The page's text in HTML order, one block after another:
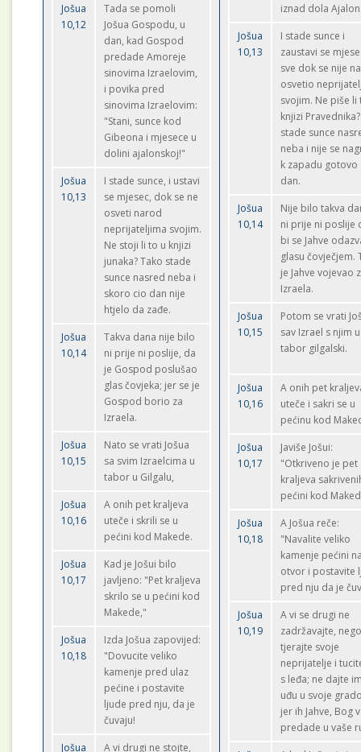
Jošua
10,12
Tada se pomoli
Jošua Gospodu, u
dan, kad Gospod
predade Amoreje
sinovima Izraelovim,
i povika pred
sinovima Izraelovim:
"Stani, sunce kod
Gibeona i mjesece u
dolini ajalonskoj!"
Jošua
10,13
I stade sunce, i ustavi
se mjesec, dok se ne
osveti narod
neprijateljima svojim.
Ne stoji li to u knjizi
junaka? Tako stade
sunce nasred neba i
skoro cio dan nije
htjelo da zađe.
Jošua
10,14
Takva dana nije bilo
ni prije ni poslije, da
je Gospod poslušao
glas čovjeka; jer se je
Gospod borio za
Izraela.
Jošua
10,15
Nato se vrati Jošua
sa svim Izraelcima u
tabor u Gilgalu,
Jošua
10,16
A onih pet kraljeva
uteče i skrili se u
pećini kod Makede.
Jošua
10,17
Kad je Jošui bilo
javljeno: "Pet kraljeva
skrilo se u pećini kod
Makede,"
Jošua
10,18
Izda Jošua zapovijed:
"Dovucite veliko
kamenje pred ulaz
pećine i postavite
ljude pred nju, da je
čuvaju!
Jošua
A vi drugi ne stojte,
iznad dola
Jošua
10,13
I stade sunce i
zaustavi se
sve dok se nije
osvetio
svojim. Ne piše li
knjizi
stade sunce
neba i nije se
k zapadu gotovo
dan.
Jošua
10,14
Nije bilo takva
ni prije ni poslije
bi se Jahve
glasu čovječjem.
je Jahve vojevao
Izraela.
Jošua
10,15
Potom se vrati
sav Izrael s njim u
tabor gilgalski.
Jošua
10,16
A onih pet
uteče i sakri se u
pećinu kod
Jošua
10,17
Javiše Jošui:
"Otkriveno je pet
kraljeva
pećini kod
Jošua
10,18
A Jošua reče:
"Navalite veliko
kamenje pećini
otvor i postavite
pred nju da je
Jošua
10,19
A vi se drugi ne
zadržavajte,
tjerajte svoje
neprijatelje i
s leđa; ne dajte
uđu u svoje
jer ih Jahve, Bog
predade u vaše